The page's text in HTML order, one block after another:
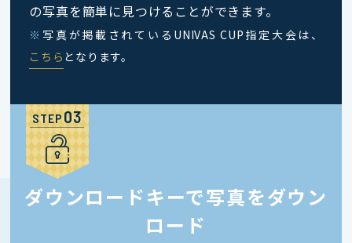
の写真を簡単に見つけることができます。
※ 写真が掲載されているUNIVAS CUP指定大会は、
こちら となります。
STEP
ダウンロードキーで写真をダウン
ロード